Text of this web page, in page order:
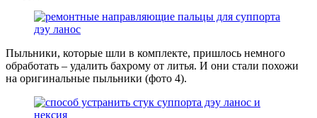
Пыльники, которые шли в комплекте, пришлось немного
обработать – удалить бахрому от литья. И они стали похожи
на оригинальные пыльники (фото 4).